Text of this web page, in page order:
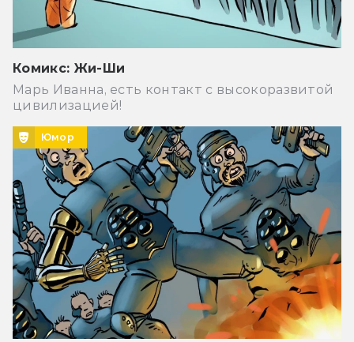
Комикс: Жи-Ши
Марь Иванна, есть контакт с высокоразвитой
цивилизацией!
Юмор